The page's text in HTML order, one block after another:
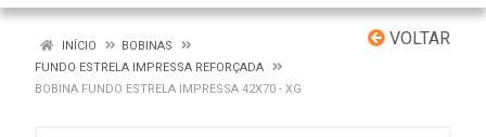
VOLTAR
INÍCIO
BOBINAS
FUNDO ESTRELA IMPRESSA REFORÇADA
BOBINA FUNDO ESTRELA IMPRESSA 42X70 - XG